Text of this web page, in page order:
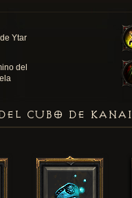
Ytar
del
CUBO DE KANAI